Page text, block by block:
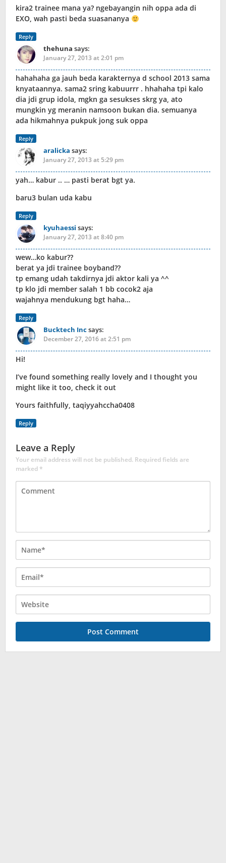
kira2 trainee mana ya? ngebayangin nih oppa ada di
EXO, wah pasti beda suasananya
Reply
thehuna says:
January 27, 2013 at 2:01 pm
hahahaha ga jauh beda karakternya d school 2013 sama
knyataannya. sama2 sring kabuurrr . hhahaha tpi kalo
dia jdi grup idola, mgkn ga sesukses skrg ya, ato
mungkin yg meranin namsoon bukan dia. semuanya
ada hikmahnya pukpuk jong suk oppa
Reply
aralicka says:
January 27, 2013 at 5:29 pm
yah… kabur .. … pasti berat bgt ya.
baru3 bulan uda kabu
Reply
kyuhaessi says:
January 27, 2013 at 8:40 pm
wew…ko kabur??
berat ya jdi trainee boyband??
tp emang udah takdirnya jdi aktor kali ya ^^
tp klo jdi member salah 1 bb cocok2 aja
wajahnya mendukung bgt haha…
Reply
Bucktech Incsays:
December 27, 2016 at 2:51 pm
Hi!
I’ve found something really lovely and I thought you
might like it too, check it out
Yours faithfully, taqiyyahccha0408
Reply
Leave a Reply
Your email address will not be published. Required fields are
marked*